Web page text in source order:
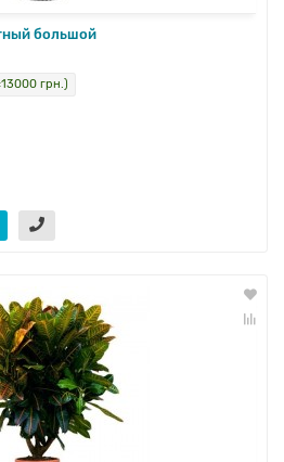
большой
грн.)